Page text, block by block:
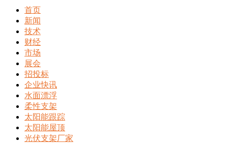
首页
新闻
技术
财经
市场
展会
招投标
企业快讯
水面漂浮
柔性支架
太阳能跟踪
太阳能屋顶
光伏支架厂家